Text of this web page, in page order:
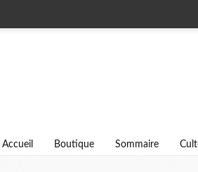
Accueil Boutique Sommaire